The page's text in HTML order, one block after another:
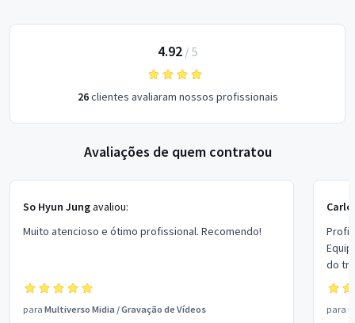
4.92/ 5
26clientes avaliaram nossos profissionais
Avaliações de quem contratou
So Hyun Jungavaliou:
Muito atencioso e ótimo profissional. Recomendo!
para Multiverso Midia /Gravação de Vídeos
do
para